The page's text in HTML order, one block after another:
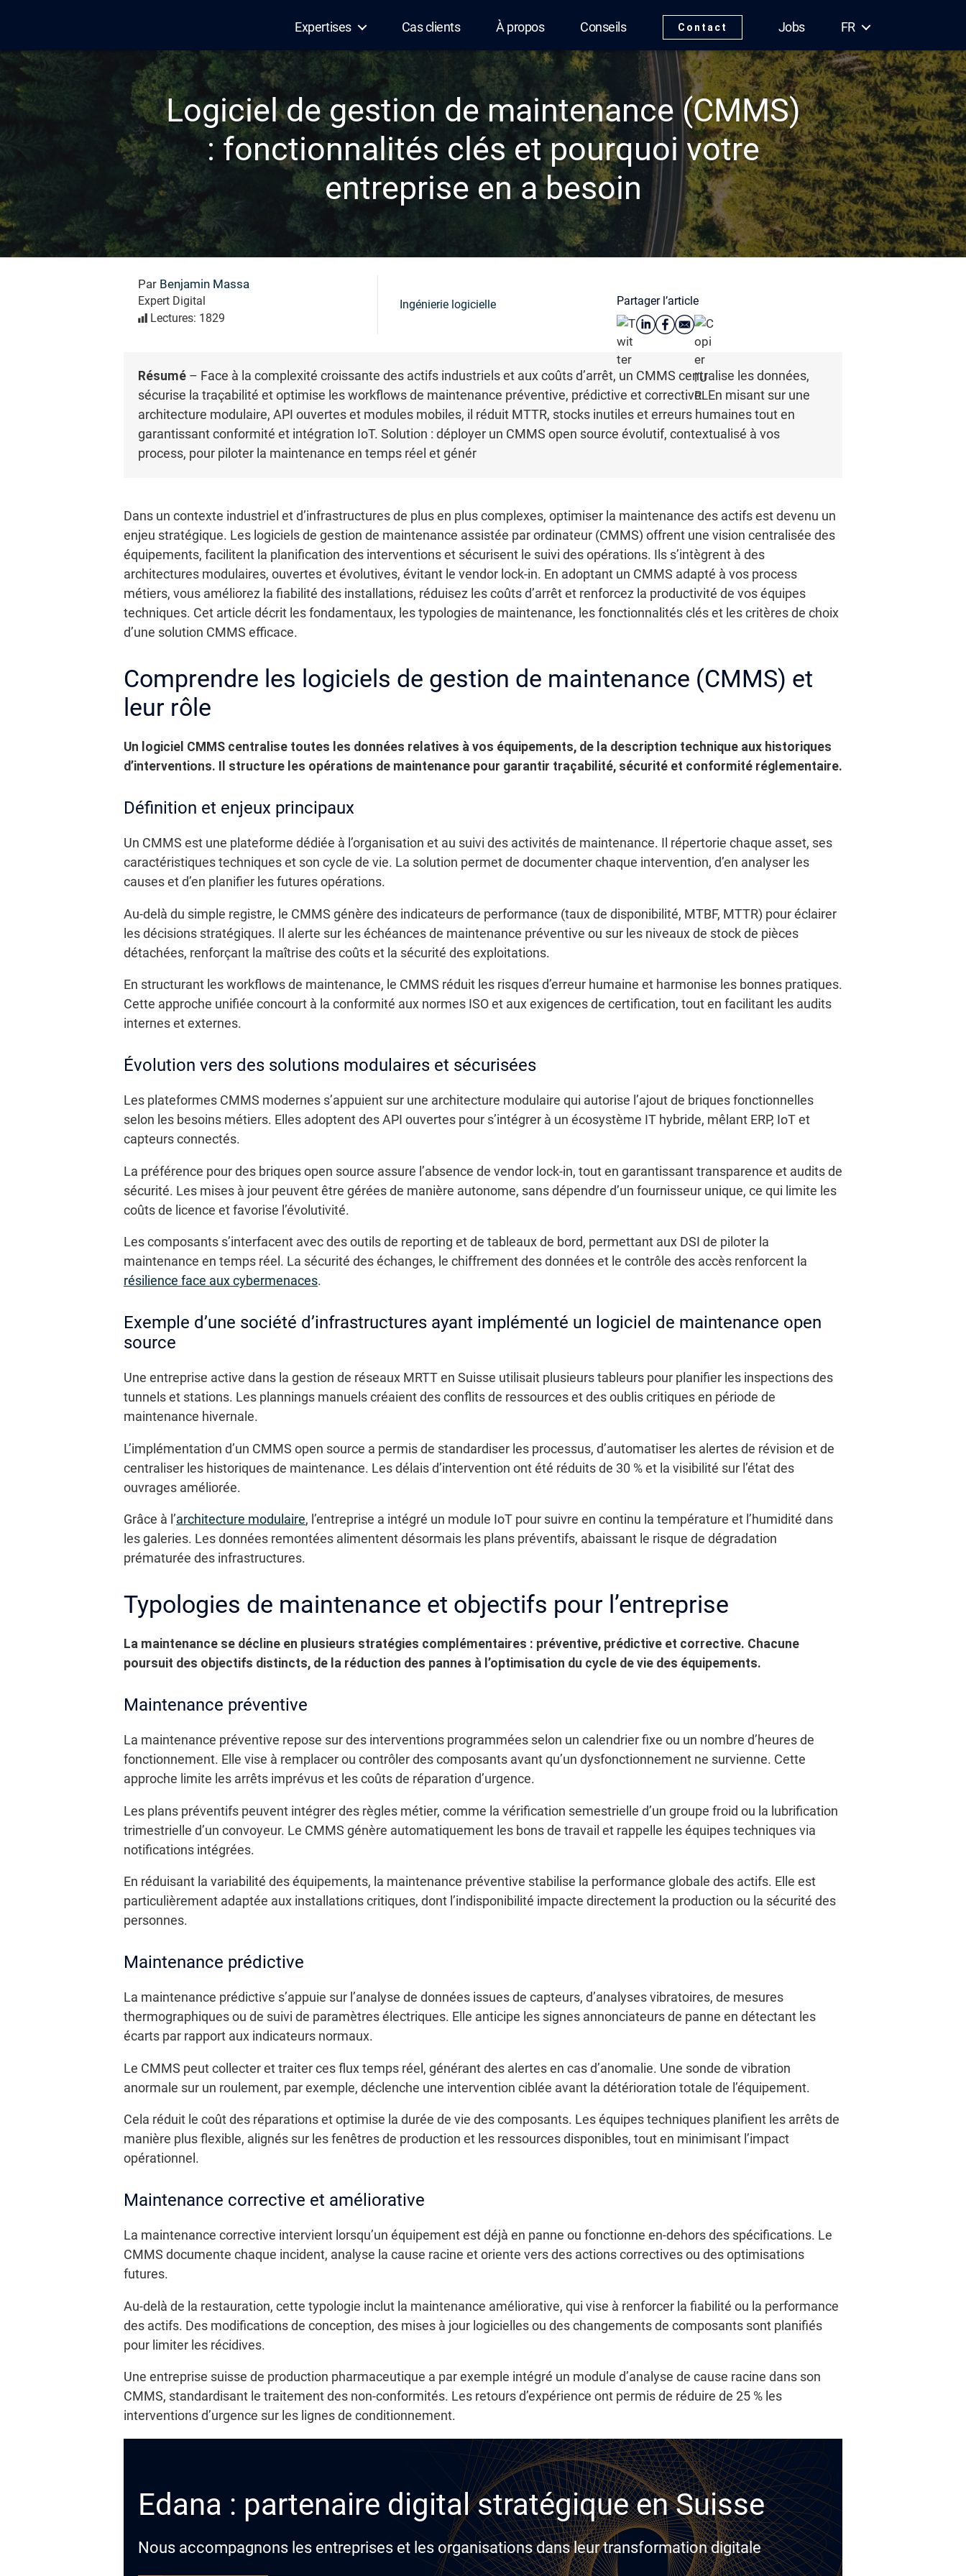
Expertises Cas clients À propos Conseils Contact Jobs FR
Logiciel de gestion de maintenance (CMMS)
: fonctionnalités clés et pourquoi votre
entreprise en a besoin
Par Benjamin Massa
Expert Digital
Lectures: 1829
Ingénierie logicielle Partager l’article
Résumé – Face à la complexité croissante des actifs industriels et aux coûts d’arrêt, un CMMS centralise les données,
sécurise la traçabilité et optimise les workflows de maintenance préventive, prédictive et corrective. En misant sur une
architecture modulaire, API ouvertes et modules mobiles, il réduit MTTR, stocks inutiles et erreurs humaines tout en
garantissant conformité et intégration IoT. Solution : déployer un CMMS open source évolutif, contextualisé à vos
process, pour piloter la maintenance en temps réel et génér
Dans un contexte industriel et d’infrastructures de plus en plus complexes, optimiser la maintenance des actifs est devenu un
enjeu stratégique. Les logiciels de gestion de maintenance assistée par ordinateur (CMMS) offrent une vision centralisée des
équipements, facilitent la planification des interventions et sécurisent le suivi des opérations. Ils s’intègrent à des
architectures modulaires, ouvertes et évolutives, évitant le vendor lock-in. En adoptant un CMMS adapté à vos process
métiers, vous améliorez la fiabilité des installations, réduisez les coûts d’arrêt et renforcez la productivité de vos équipes
techniques. Cet article décrit les fondamentaux, les typologies de maintenance, les fonctionnalités clés et les critères de choix
d’une solution CMMS efficace.
Comprendre les logiciels de gestion de maintenance (CMMS) et
leur rôle
Un logiciel CMMS centralise toutes les données relatives à vos équipements, de la description technique aux historiques
d’interventions. Il structure les opérations de maintenance pour garantir traçabilité, sécurité et conformité réglementaire.
Définition et enjeux principaux
Un CMMS est une plateforme dédiée à l’organisation et au suivi des activités de maintenance. Il répertorie chaque asset, ses
caractéristiques techniques et son cycle de vie. La solution permet de documenter chaque intervention, d’en analyser les
causes et d’en planifier les futures opérations.
Au-delà du simple registre, le CMMS génère des indicateurs de performance (taux de disponibilité, MTBF, MTTR) pour éclairer
les décisions stratégiques. Il alerte sur les échéances de maintenance préventive ou sur les niveaux de stock de pièces
détachées, renforçant la maîtrise des coûts et la sécurité des exploitations.
En structurant les workflows de maintenance, le CMMS réduit les risques d’erreur humaine et harmonise les bonnes pratiques.
Cette approche unifiée concourt à la conformité aux normes ISO et aux exigences de certification, tout en facilitant les audits
internes et externes.
Évolution vers des solutions modulaires et sécurisées
Les plateformes CMMS modernes s’appuient sur une architecture modulaire qui autorise l’ajout de briques fonctionnelles
selon les besoins métiers. Elles adoptent des API ouvertes pour s’intégrer à un écosystème IT hybride, mêlant ERP, IoT et
capteurs connectés.
La préférence pour des briques open source assure l’absence de vendor lock-in, tout en garantissant transparence et audits de
sécurité. Les mises à jour peuvent être gérées de manière autonome, sans dépendre d’un fournisseur unique, ce qui limite les
coûts de licence et favorise l’évolutivité.
Les composants s’interfacent avec des outils de reporting et de tableaux de bord, permettant aux DSI de piloter la
maintenance en temps réel. La sécurité des échanges, le chiffrement des données et le contrôle des accès renforcent la
résilience face aux cybermenaces.
Exemple d’une société d’infrastructures ayant implémenté un logiciel de maintenance open
source
Une entreprise active dans la gestion de réseaux MRTT en Suisse utilisait plusieurs tableurs pour planifier les inspections des
tunnels et stations. Les plannings manuels créaient des conflits de ressources et des oublis critiques en période de
maintenance hivernale.
L’implémentation d’un CMMS open source a permis de standardiser les processus, d’automatiser les alertes de révision et de
centraliser les historiques de maintenance. Les délais d’intervention ont été réduits de 30 % et la visibilité sur l’état des
ouvrages améliorée.
Grâce à l’architecture modulaire, l’entreprise a intégré un module IoT pour suivre en continu la température et l’humidité dans
les galeries. Les données remontées alimentent désormais les plans préventifs, abaissant le risque de dégradation
prématurée des infrastructures.
Typologies de maintenance et objectifs pour l’entreprise
La maintenance se décline en plusieurs stratégies complémentaires : préventive, prédictive et corrective. Chacune
poursuit des objectifs distincts, de la réduction des pannes à l’optimisation du cycle de vie des équipements.
Maintenance préventive
La maintenance préventive repose sur des interventions programmées selon un calendrier fixe ou un nombre d’heures de
fonctionnement. Elle vise à remplacer ou contrôler des composants avant qu’un dysfonctionnement ne survienne. Cette
approche limite les arrêts imprévus et les coûts de réparation d’urgence.
Les plans préventifs peuvent intégrer des règles métier, comme la vérification semestrielle d’un groupe froid ou la lubrification
trimestrielle d’un convoyeur. Le CMMS génère automatiquement les bons de travail et rappelle les équipes techniques via
notifications intégrées.
En réduisant la variabilité des équipements, la maintenance préventive stabilise la performance globale des actifs. Elle est
particulièrement adaptée aux installations critiques, dont l’indisponibilité impacte directement la production ou la sécurité des
personnes.
Maintenance prédictive
La maintenance prédictive s’appuie sur l’analyse de données issues de capteurs, d’analyses vibratoires, de mesures
thermographiques ou de suivi de paramètres électriques. Elle anticipe les signes annonciateurs de panne en détectant les
écarts par rapport aux indicateurs normaux.
Le CMMS peut collecter et traiter ces flux temps réel, générant des alertes en cas d’anomalie. Une sonde de vibration
anormale sur un roulement, par exemple, déclenche une intervention ciblée avant la détérioration totale de l’équipement.
Cela réduit le coût des réparations et optimise la durée de vie des composants. Les équipes techniques planifient les arrêts de
manière plus flexible, alignés sur les fenêtres de production et les ressources disponibles, tout en minimisant l’impact
opérationnel.
Maintenance corrective et améliorative
La maintenance corrective intervient lorsqu’un équipement est déjà en panne ou fonctionne en-dehors des spécifications. Le
CMMS documente chaque incident, analyse la cause racine et oriente vers des actions correctives ou des optimisations
futures.
Au-delà de la restauration, cette typologie inclut la maintenance améliorative, qui vise à renforcer la fiabilité ou la performance
des actifs. Des modifications de conception, des mises à jour logicielles ou des changements de composants sont planifiés
pour limiter les récidives.
Une entreprise suisse de production pharmaceutique a par exemple intégré un module d’analyse de cause racine dans son
CMMS, standardisant le traitement des non-conformités. Les retours d’expérience ont permis de réduire de 25 % les
interventions d’urgence sur les lignes de conditionnement.
Edana : partenaire digital stratégique en Suisse
Nous accompagnons les entreprises et les organisations dans leur transformation digitale